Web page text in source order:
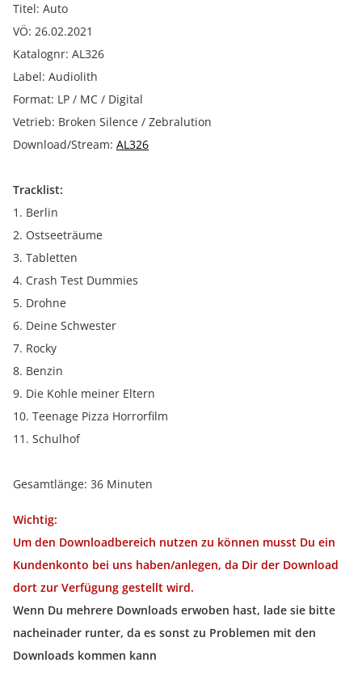
Titel: Auto
VÖ: 26.02.2021
Katalognr: AL326
Label: Audiolith
Format: LP / MC / Digital
Vetrieb: Broken Silence / Zebralution
Download/Stream: AL326
Tracklist:
1. Berlin
2. Ostseeträume
3. Tabletten
4. Crash Test Dummies
5. Drohne
6. Deine Schwester
7. Rocky
8. Benzin
9. Die Kohle meiner Eltern
10. Teenage Pizza Horrorfilm
11. Schulhof
Gesamtlänge: 36 Minuten
Wichtig:
Um den Downloadbereich nutzen zu können musst Du ein
Kundenkonto bei uns haben/anlegen, da Dir der Download
dort zur Verfügung gestellt wird.
Wenn Du mehrere Downloads erwoben hast, lade sie bitte
nacheinader runter, da es sonst zu Problemen mit den
Downloads kommen kann